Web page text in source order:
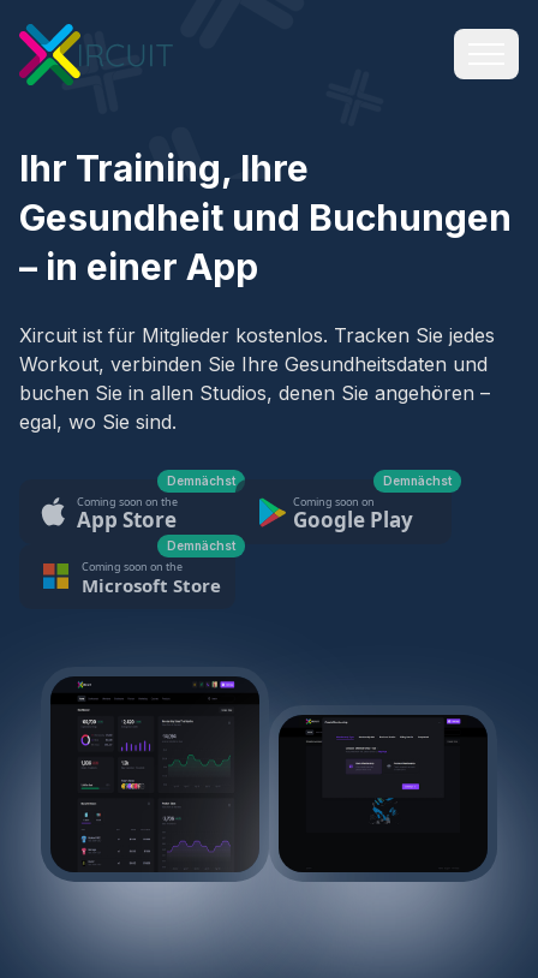
Ihr Training, Ihre
Gesundheit und Buchungen
– in einer App
Xircuit ist für Mitglieder kostenlos. Tracken Sie jedes
Workout, verbinden Sie Ihre Gesundheitsdaten und
buchen Sie in allen Studios, denen Sie angehören –
egal, wo Sie sind.
Demnächst Demnächst
Demnächst